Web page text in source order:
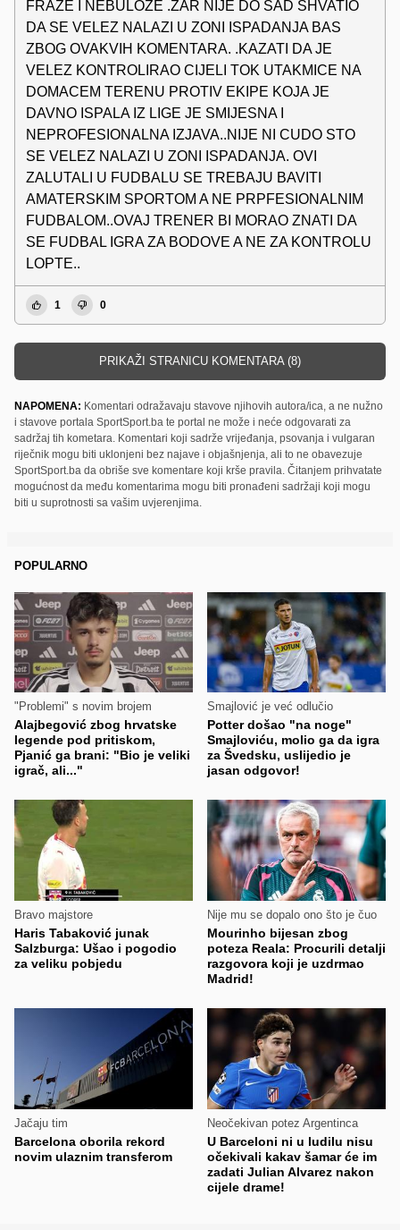
FRAZE I NEBULOZE .ZAR NIJE DO SAD SHVATIO
DA SE VELEZ NALAZI U ZONI ISPADANJA BAS
ZBOG OVAKVIH KOMENTARA. .KAZATI DA JE
VELEZ KONTROLIRAO CIJELI TOK UTAKMICE NA
DOMACEM TERENU PROTIV EKIPE KOJA JE
DAVNO ISPALA IZ LIGE JE SMIJESNA I
NEPROFESIONALNA IZJAVA..NIJE NI CUDO STO
SE VELEZ NALAZI U ZONI ISPADANJA. OVI
ZALUTALI U FUDBALU SE TREBAJU BAVITI
AMATERSKIM SPORTOM A NE PRPFESIONALNIM
FUDBALOM..OVAJ TRENER BI MORAO ZNATI DA
SE FUDBAL IGRA ZA BODOVE A NE ZA KONTROLU
LOPTE..
1 0
PRIKAŽI STRANICU KOMENTARA (8)
NAPOMENA: Komentari odražavaju stavove njihovih autora/ica, a ne nužno
i stavove portala SportSport.ba te portal ne može i neće odgovarati za
sadržaj tih kometara. Komentari koji sadrže vrijeđanja, psovanja i vulgaran
riječnik mogu biti uklonjeni bez najave i objašnjenja, ali to ne obavezuje
SportSport.ba da obriše sve komentare koji krše pravila. Čitanjem prihvatate
mogućnost da među komentarima mogu biti pronađeni sadržaji koji mogu
biti u suprotnosti sa vašim uvjerenjima.
POPULARNO
"Problemi" s novim brojem
Alajbegović zbog hrvatske
legende pod pritiskom,
Pjanić ga brani: "Bio je veliki
igrač, ali..."
Smajlović je već odlučio
Potter došao "na noge"
Smajloviću, molio ga da igra
za Švedsku, uslijedio je
jasan odgovor!
Bravo majstore
Haris Tabaković junak
Salzburga: Ušao i pogodio
za veliku pobjedu
Nije mu se dopalo ono što je čuo
Mourinho bijesan zbog
poteza Reala: Procurili detalji
razgovora koji je uzdrmao
Madrid!
Jačaju tim
Barcelona oborila rekord
novim ulaznim transferom
Neočekivan potez Argentinca
U Barceloni ni u ludilu nisu
očekivali kakav šamar će im
zadati Julian Alvarez nakon
cijele drame!